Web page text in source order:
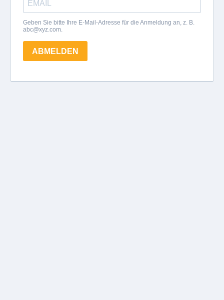
Geben Sie bitte Ihre E-Mail-Adresse für die Anmeldung an, z. B.
abc@xyz.com.
ABMELDEN